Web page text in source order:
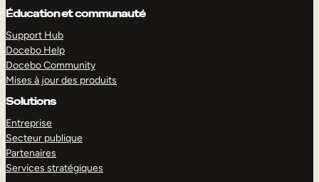
Éducation et communauté
Support Hub
Docebo Help
Docebo Community
Mises à jour des produits
Solutions
Entreprise
Secteur publique
Partenaires
Services stratégiques